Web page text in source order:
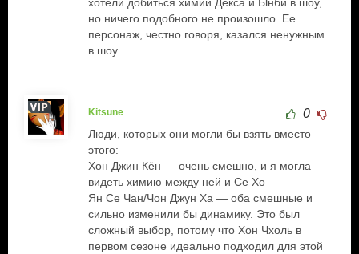
но ничего подобного не произошло. Ее
персонаж, честно говоря, казался ненужным
в шоу.
Kitsune 0
Люди, которых они могли бы взять вместо
этого:
Хон Джин Кён — очень смешно, и я могла
видеть химию между ней и Се Хо
Ян Се Чан/Чон Джун Ха — оба смешные и
сильно изменили бы динамику. Это был
сложный выбор, потому что Хон Чхоль в
первом сезоне идеально подходил для этой